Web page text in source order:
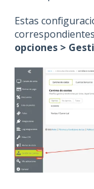
Estas
opciones >